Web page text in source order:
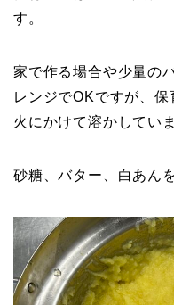
す。
家で作る場合や少量の
レンジでOKですが、
火にかけて溶かしていま
砂糖、バター、白あん